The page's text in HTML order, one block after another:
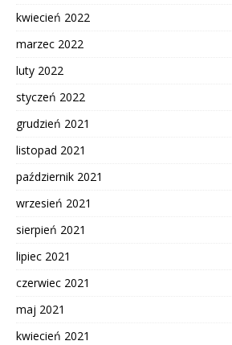
kwiecień 2022
marzec 2022
luty 2022
styczeń 2022
grudzień 2021
listopad 2021
październik 2021
wrzesień 2021
sierpień 2021
lipiec 2021
czerwiec 2021
maj 2021
kwiecień 2021